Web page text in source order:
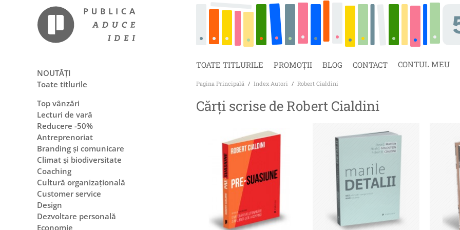
CONTUL MEU
TOATE TITLURILE PROMOȚII BLOG CONTACT
Pagina Principală / Index Autori / Robert Cialdini
Cărți scrise de Robert Cialdini
NOUTĂȚI
Toate titlurile
Top vânzări
Lecturi de vară
Reducere -50%
Antreprenoriat
Branding și comunicare
Climat și biodiversitate
Coaching
Cultură organizațională
Customer service
Design
Dezvoltare personală
Economie